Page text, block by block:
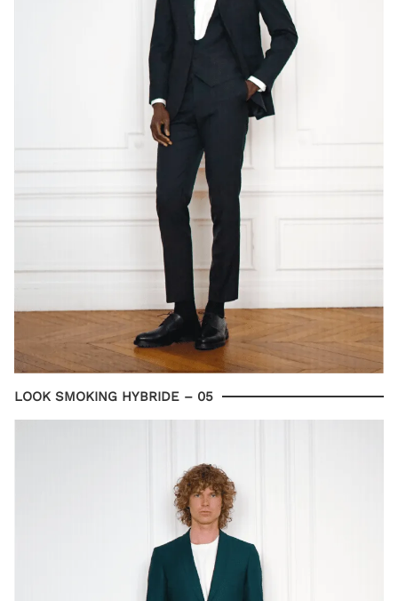
LOOK SMOKING HYBRIDE – 05